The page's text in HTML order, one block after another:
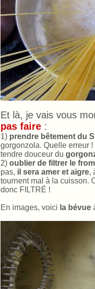
Et là, je vais vous
pas faire :
1) prendre bêtement du
gorgonzola. Quelle erreur
tendre douceur du
2) oublier de filtrer le
pas, il sera amer et aigre,
tournent mal à la cuisson.
donc FILTRÉ !
En images, voici la bévue